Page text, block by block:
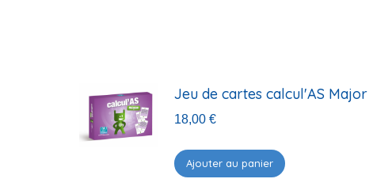
Jeu de cartes calcul'AS Major
18,00€
Ajouter au panier